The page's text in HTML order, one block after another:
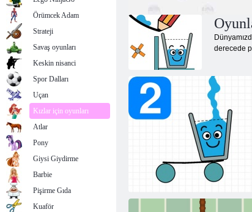
derecede
Örümcek Adam
Strateji
Savaş oyunları
Keskin nisanci
Spor Dalları
Uçan
Kızlar için oyunları
Atlar
Pony
Giysi Giydirme
Barbie
Pişirme Gıda
Kuaför